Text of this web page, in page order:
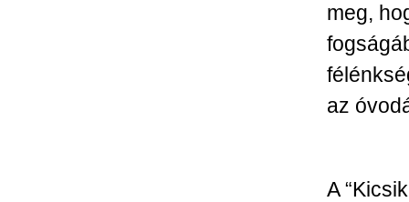
meg,
az
A